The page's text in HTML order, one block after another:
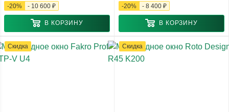
-20% - 10 600 ₽
В КОРЗИНУ
-20% - 8 400 ₽
В КОРЗИНУ
Скидка Скидка